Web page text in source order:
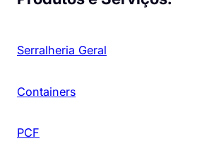
Serralheria Geral
Containers
PCF